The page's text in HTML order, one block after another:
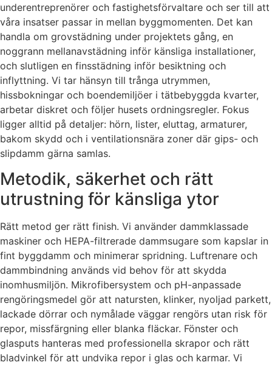
underentreprenörer och fastighetsförvaltare och ser till att
våra insatser passar in mellan byggmomenten. Det kan
handla om grovstädning under projektets gång, en
noggrann mellanavstädning inför känsliga installationer,
och slutligen en finsstädning inför besiktning och
inflyttning. Vi tar hänsyn till trånga utrymmen,
hissbokningar och boendemiljöer i tätbebyggda kvarter,
arbetar diskret och följer husets ordningsregler. Fokus
ligger alltid på detaljer: hörn, lister, eluttag, armaturer,
bakom skydd och i ventilationsnära zoner där gips- och
slipdamm gärna samlas.
Metodik, säkerhet och rätt
utrustning för känsliga ytor
Rätt metod ger rätt finish. Vi använder dammklassade
maskiner och HEPA-filtrerade dammsugare som kapslar in
fint byggdamm och minimerar spridning. Luftrenare och
dammbindning används vid behov för att skydda
inomhusmiljön. Mikrofibersystem och pH-anpassade
rengöringsmedel gör att natursten, klinker, nyoljad parkett,
lackade dörrar och nymålade väggar rengörs utan risk för
repor, missfärgning eller blanka fläckar. Fönster och
glasputs hanteras med professionella skrapor och rätt
bladvinkel för att undvika repor i glas och karmar. Vi